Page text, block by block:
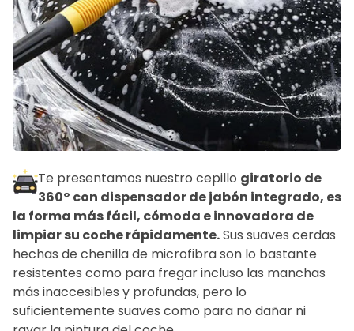
Te presentamos nuestro cepillo giratorio de
360° con dispensador de jabón integrado, es
la forma más fácil, cómoda e innovadora de
limpiar su coche rápidamente.Sus suaves cerdas
hechas de chenilla de microfibra son lo bastante
resistentes como para fregar incluso las manchas
más inaccesibles y profundas, pero lo
suficientemente suaves como para no dañar ni